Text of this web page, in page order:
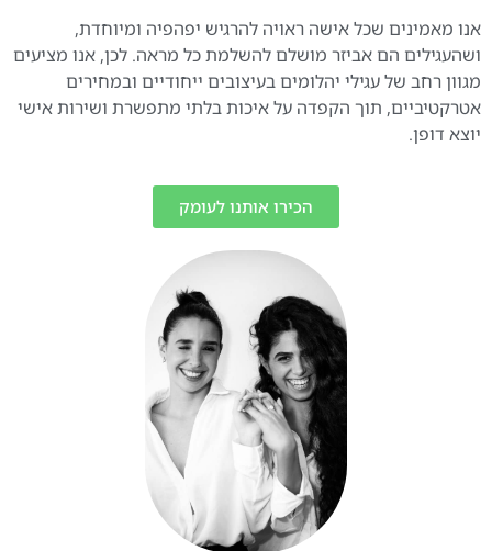
אנו מאמינים שכל אישה ראויה להרגיש יפהפיה ומיוחדת,
ושהעגילים הם אביזר מושלם להשלמת כל מראה. לכן, אנו מציעים
מגוון רחב של עגילי יהלומים בעיצובים ייחודיים ובמחירים
אטרקטיביים, תוך הקפדה על איכות בלתי מתפשרת ושירות אישי
יוצא דופן.
הכירו אותנו לעומק